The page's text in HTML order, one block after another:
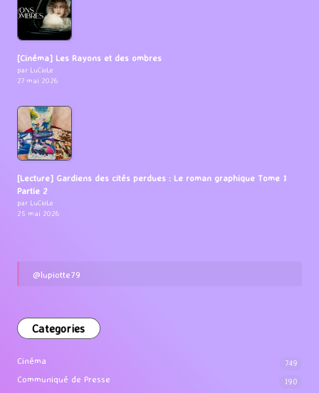
[Cinéma] Les Rayons et des ombres
par LuCioLe
27 mai 2026
[Lecture] Gardiens des cités perdues : Le roman graphique Tome 1
Partie 2
par LuCioLe
25 mai 2026
@lupiotte79
Categories
Cinéma 749
Communiqué de Presse 190